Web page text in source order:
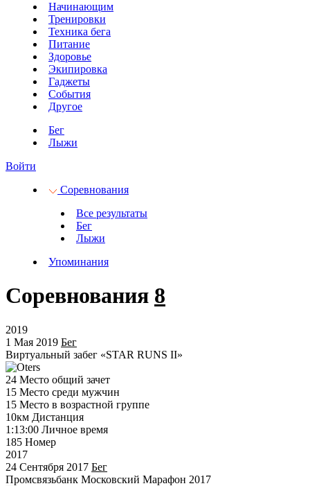
Начинающим
Тренировки
Техника бега
Питание
Здоровье
Экипировка
Гаджеты
События
Другое
Бег
Лыжи
Войти
Соревнования
Все результаты
Бег
Лыжи
Упоминания
Соревнования 8
2019
1 Мая 2019 Бег
Виртуальный забег «STAR RUNS II»
24 Место общий зачет
15 Место среди мужчин
15 Место в возрастной группе
10км Дистанция
1:13:00 Личное время
185 Номер
2017
24 Сентября 2017 Бег
Промсвязьбанк Московский Марафон 2017